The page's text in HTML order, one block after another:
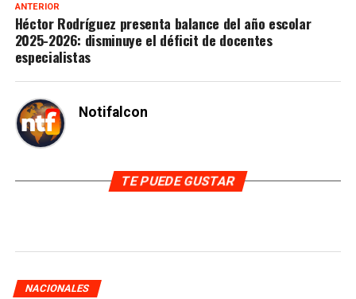
ANTERIOR
Héctor Rodríguez presenta balance del año escolar
2025-2026: disminuye el déficit de docentes
especialistas
Notifalcon
TE PUEDE GUSTAR
NACIONALES